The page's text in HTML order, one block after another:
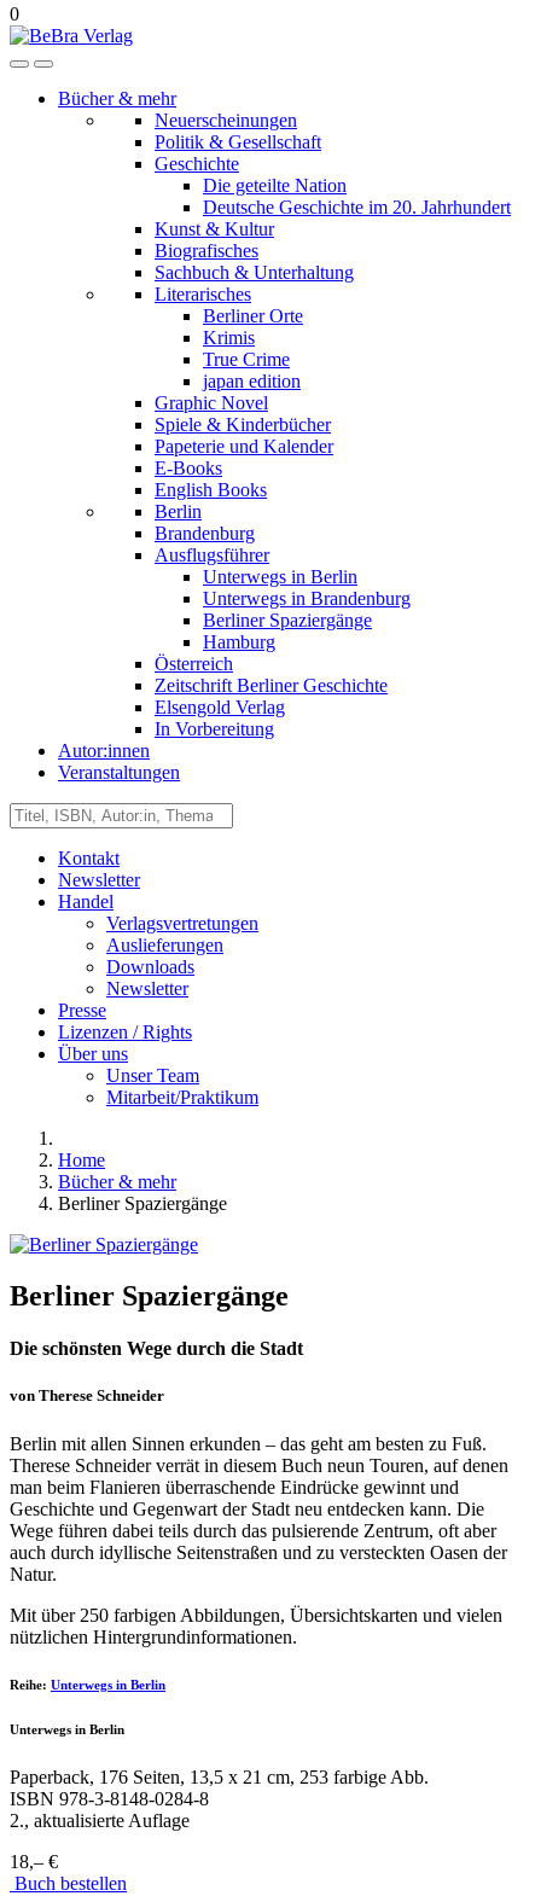
0
Bücher & mehr
Neuerscheinungen
Politik & Gesellschaft
Geschichte
Die geteilte Nation
Deutsche Geschichte im 20. Jahrhundert
Kunst & Kultur
Biografisches
Sachbuch & Unterhaltung
Literarisches
Berliner Orte
Krimis
True Crime
japan edition
Graphic Novel
Spiele & Kinderbücher
Papeterie und Kalender
E-Books
English Books
Berlin
Brandenburg
Ausflugsführer
Unterwegs in Berlin
Unterwegs in Brandenburg
Berliner Spaziergänge
Hamburg
Österreich
Zeitschrift Berliner Geschichte
Elsengold Verlag
In Vorbereitung
Autor:innen
Veranstaltungen
Kontakt
Newsletter
Handel
Verlagsvertretungen
Auslieferungen
Downloads
Newsletter
Presse
Lizenzen / Rights
Über uns
Unser Team
Mitarbeit/Praktikum
Home
Bücher & mehr
Berliner Spaziergänge
Berliner Spaziergänge
Die schönsten Wege durch die Stadt
von Therese Schneider
Berlin mit allen Sinnen erkunden – das geht am besten zu Fuß.
Therese Schneider verrät in diesem Buch neun Touren, auf denen
man beim Flanieren überraschende Eindrücke gewinnt und
Geschichte und Gegenwart der Stadt neu entdecken kann. Die
Wege führen dabei teils durch das pulsierende Zentrum, oft aber
auch durch idyllische Seitenstraßen und zu versteckten Oasen der
Natur.
Mit über 250 farbigen Abbildungen, Übersichtskarten und vielen
nützlichen Hintergrundinformationen.
Reihe: Unterwegs in Berlin
Unterwegs in Berlin
Paperback, 176 Seiten, 13,5 x 21 cm, 253 farbige Abb.
ISBN 978-3-8148-0284-8
2., aktualisierte Auflage
18,– €
Buch bestellen